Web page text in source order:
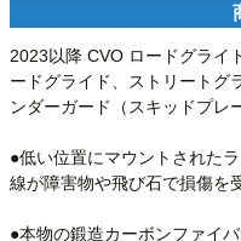
2023以降 CVO ロードグライ
ードグライド、ストリートグ
ンダーガード（スキッドプレ
●低い位置にマウントされた
線が障害物や飛び石で損傷を
●本物の鍛造カーボンファイ